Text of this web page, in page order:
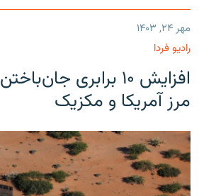
مهر ۲۴, ۱۴۰۳
رادیو فردا
افزایش ۱۰ برابری
مرز آمریکا و مکزیک